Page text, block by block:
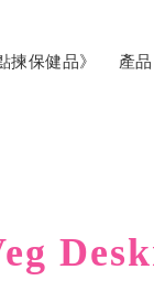
揀保健品》 產